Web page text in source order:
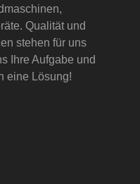
Qualität und
stehen für uns
Ihre Aufgabe und
eine Lösung!